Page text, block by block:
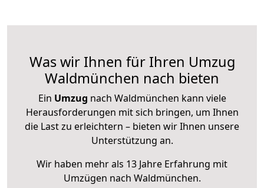
Was wir Ihnen für Ihren Umzug
Waldmünchen nach bieten
Ein Umzug nach Waldmünchen kann viele
Herausforderungen mit sich bringen, um Ihnen
die Last zu erleichtern – bieten wir Ihnen unsere
Unterstützung an.
Wir haben mehr als 13 Jahre Erfahrung mit
Umzügen nach Waldmünchen.